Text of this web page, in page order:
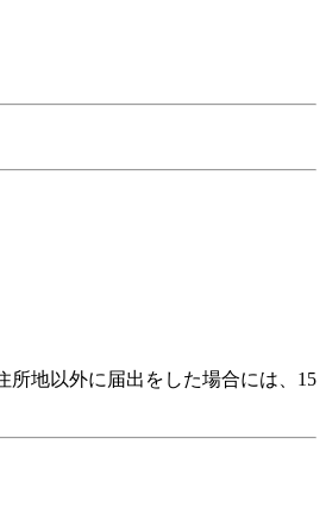
所地以外に届出をした場合には、15